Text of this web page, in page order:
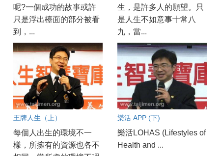
呢?一個成功的故事或許
只是浮出檯面的部分被看
到，...
生，是許多人的願望。只
是人生不如意事十常八
九，當...
王牌人生（上）
每個人出生的環境不一
樣，所擁有的資源也各不
樂活 APP (下)
樂活LOHAS (Lifestyles of
Health and ...